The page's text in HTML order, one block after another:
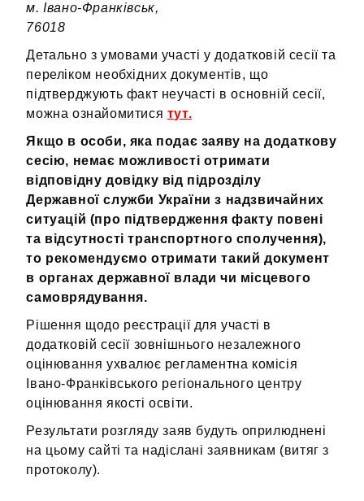
м. Івано-Франківськ,
76018
Детально з умовами участі у додатковій сесії та
переліком необхідних документів, що
підтверджують факт неучасті в основній сесії,
можна ознайомитися тут.
Якщо в особи, яка подає заяву на додаткову
сесію, немає можливості отримати
відповідну довідку від підрозділу
Державної служби України з надзвичайних
ситуацій (про підтвердження факту повені
та відсутності транспортного сполучення),
то рекомендуємо отримати такий документ
в органах державної влади чи місцевого
самоврядування.
Рішення щодо реєстрації для участі в
додатковій сесії зовнішнього незалежного
оцінювання ухвалює регламентна комісія
Івано-Франківського регіонального центру
оцінювання якості освіти.
Результати розгляду заяв будуть оприлюднені
на цьому сайті та надіслані заявникам (витяг з
протоколу).